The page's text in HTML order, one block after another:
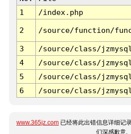
1
/index.php
2 /source/function/
3 /source/class/
4
/source/class/
5
/source/class/
6
/source/class/
www.365jz.com 已经将此出错信息详细记
们深感歉意.